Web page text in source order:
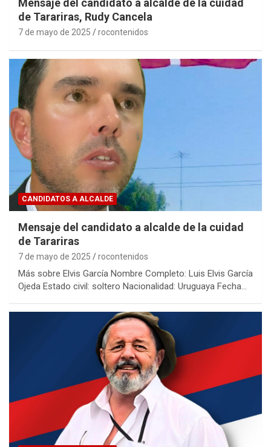
Mensaje del candidato a alcalde de la cuidad
de Tarariras, Rudy Cancela
7 de mayo de 2025 rocontenidos
CANDIDATOS A ALCALDE
Mensaje del candidato a alcalde de la cuidad
de Tarariras
7 de mayo de 2025 rocontenidos
Más sobre Elvis García Nombre Completo: Luis Elvis García
Ojeda Estado civil: soltero Nacionalidad: Uruguaya Fecha…